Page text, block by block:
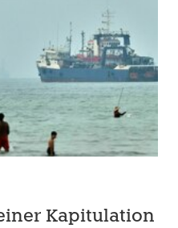
Kapitulation